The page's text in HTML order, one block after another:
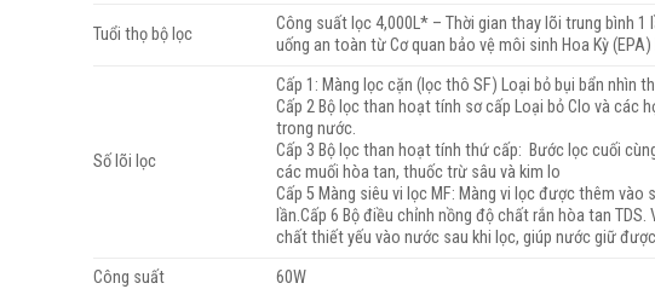
Tuổi thọ bộ lọc
Công suất lọc 4,000L* – Thời gian thay lõi trung bình
uống an toàn từ Cơ quan bảo vệ môi sinh Hoa Kỳ (EPA)
Số lõi lọc
Cấp 1: Màng lọc cặn (lọc thô SF) Loại bỏ bụi bẩn nhìn
Cấp 2 Bộ lọc than hoạt tính sơ cấp Loại bỏ Clo và
trong nước.
Cấp 3 Bộ lọc than hoạt tính thứ cấp: Bước lọc cuối
các muối hòa tan, thuốc trừ sâu và kim lo
Cấp 5 Màng siêu vi lọc MF: Màng vi lọc được thêm
lần.Cấp 6 Bộ điều chỉnh nồng độ chất rắn hòa tan
chất thiết yếu vào nước sau khi lọc, giúp nước giữ
Công suất
60W